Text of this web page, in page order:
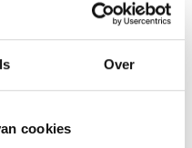
Over
cookies
we kwetsbare
onderwijs en
we bij aan topsport, waar
grenzen verleggen met